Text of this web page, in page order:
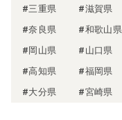
#三重県
#滋賀県
#奈良県
#和歌山県
#岡山県
#山口県
#高知県
#福岡県
#大分県
#宮崎県